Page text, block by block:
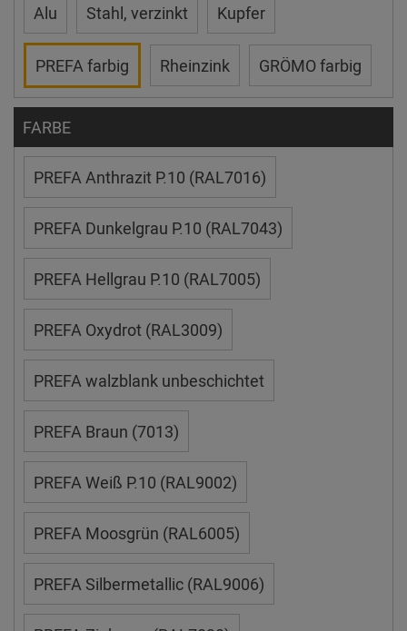
Alu Stahl, verzinkt Kupfer
PREFA farbig Rheinzink GRÖMO farbig
FARBE
PREFA Anthrazit P.10 (RAL7016)
PREFA Dunkelgrau P.10 (RAL7043)
PREFA Hellgrau P.10 (RAL7005)
PREFA Oxydrot (RAL3009)
PREFA walzblank unbeschichtet
PREFA Braun (7013)
PREFA Weiß P.10 (RAL9002)
PREFA Moosgrün (RAL6005)
PREFA Silbermetallic (RAL9006)